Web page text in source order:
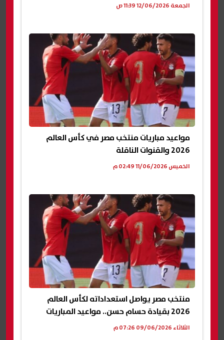
الجمعة 12/06/2026 11:39 ص
مواعيد مباريات منتخب مصر في كأس العالم
2026 والقنوات الناقلة
الخميس 11/06/2026 02:49 م
منتخب مصر يواصل استعداداته لكأس العالم
2026 بقيادة حسام حسن.. مواعيد المباريات
الثلاثاء 09/06/2026 07:26 م